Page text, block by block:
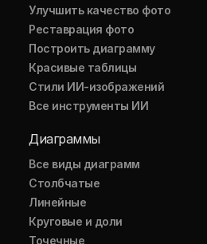
Улучшить качество фото
Реставрация фото
Построить диаграмму
Красивые таблицы
Стили ИИ-изображений
Все инструменты ИИ
Диаграммы
Все виды диаграмм
Столбчатые
Линейные
Круговые и доли
Точечные